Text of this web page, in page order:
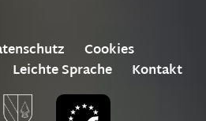
Cookies
Leichte Sprache Kontakt